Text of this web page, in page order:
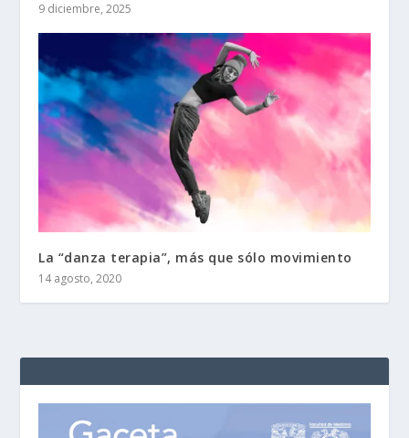
9 diciembre, 2025
La “danza terapia”, más que sólo movimiento
14 agosto, 2020